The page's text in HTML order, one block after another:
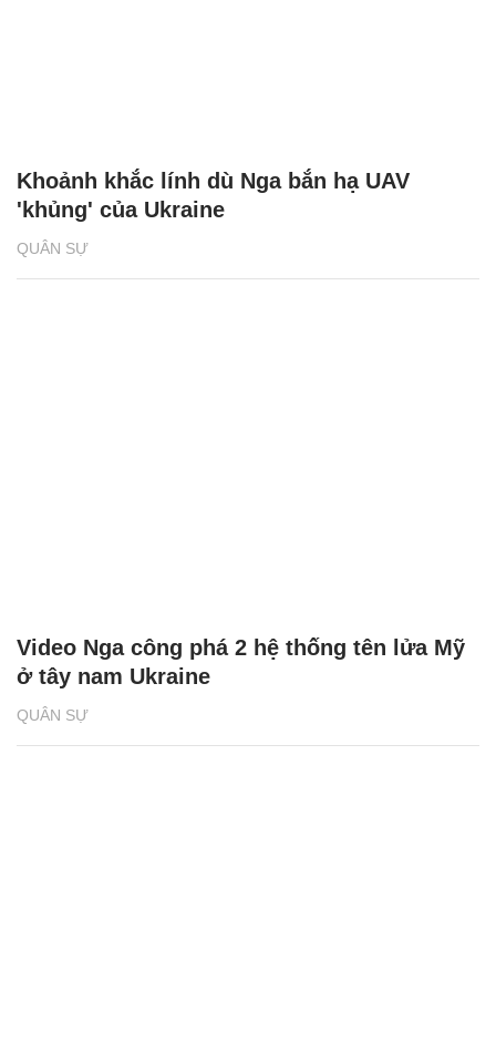
QUÂN SỰ
Khoảnh khắc lính dù Nga bắn hạ UAV
'khủng' của Ukraine
QUÂN SỰ
Video Nga công phá 2 hệ thống tên lửa Mỹ
ở tây nam Ukraine